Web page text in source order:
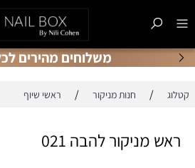
משלוחים מהירים
קטלוג / חנות מניקור / ראשי שיוף
ראש מניקור להבה 021